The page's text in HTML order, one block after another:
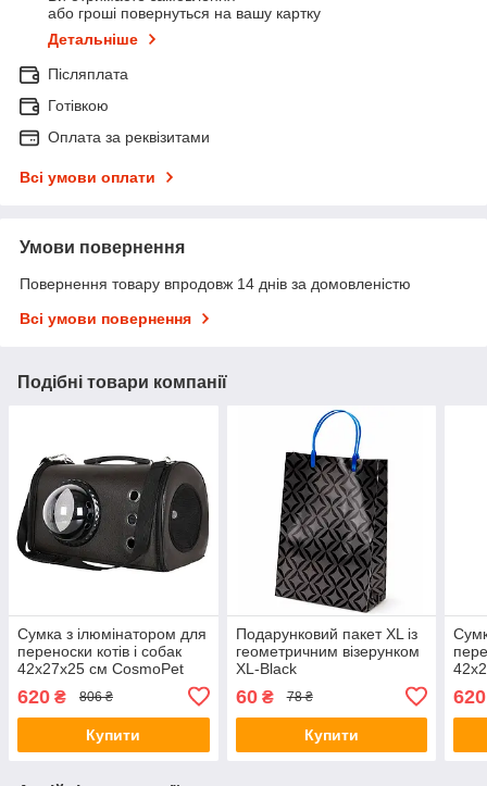
або гроші повернуться на вашу картку
Детальніше
Післяплата
Готівкою
Оплата за реквізитами
Всі умови оплати
Умови повернення
Повернення товару впродовж 14 днів за домовленістю
Всі умови повернення
Подібні товари компанії
Сумка з ілюмінатором для
переноски котів і собак
42x27x25 см CosmoPet
CP-19 Dark brown (штучна
шкіра)
620 ₴ 806 ₴
Купити
Подарунковий пакет XL із
геометричним візерунком
XL-Black
60₴ 78 ₴
Купити
620